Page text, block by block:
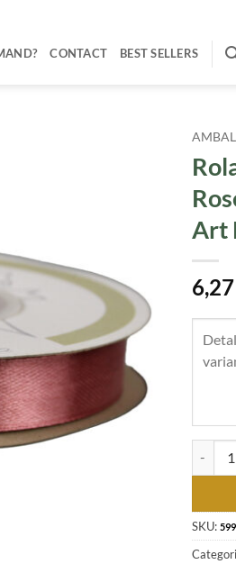
CONTACT BEST SELLERS
Art
6,27
SKU: